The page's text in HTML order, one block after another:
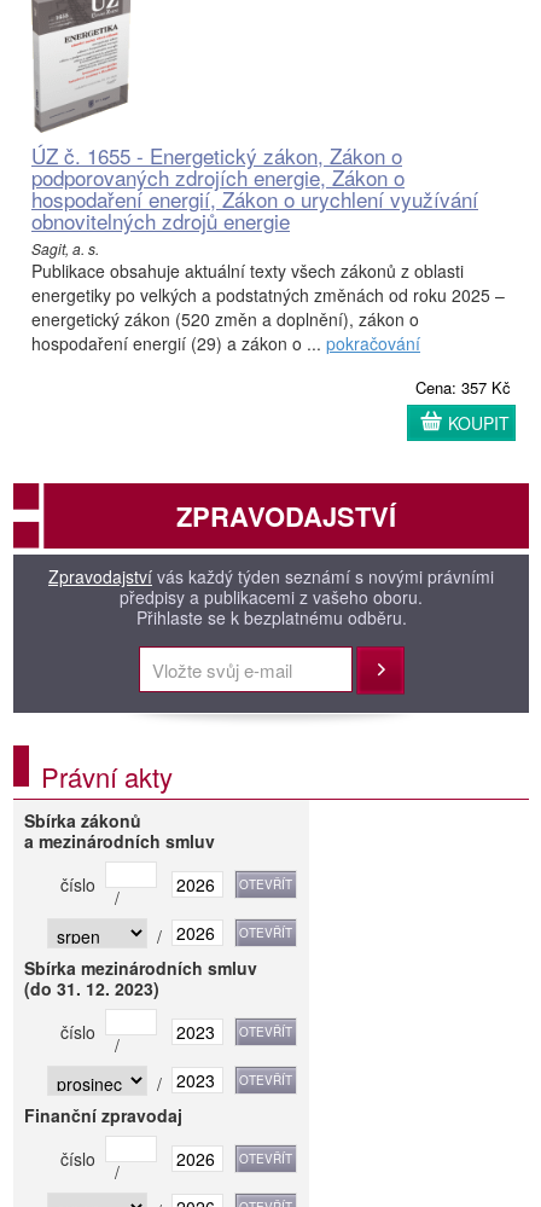
ÚZ č. 1655 - Energetický zákon, Zákon o
podporovaných zdrojích energie, Zákon o
hospodaření energií, Zákon o urychlení využívání
obnovitelných zdrojů energie
Sagit, a. s.
Publikace obsahuje aktuální texty všech zákonů z oblasti
energetiky po velkých a podstatných změnách od roku 2025 –
energetický zákon (520 změn a doplnění), zákon o
hospodaření energií (29) a zákon o ... pokračování
Cena: 357 Kč
KOUPIT
ZPRAVODAJSTVÍ
Zpravodajství vás každý týden seznámí s novými právními
předpisy a publikacemi z vašeho oboru.
Přihlaste se k bezplatnému odběru.
Přihlásit
Právní akty
Sbírka zákonů
a mezinárodních smluv
číslo
/
/
Sbírka mezinárodních smluv
(do 31. 12. 2023)
číslo
/
/
Finanční zpravodaj
číslo
/